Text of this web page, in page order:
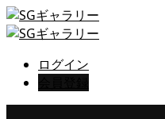
ログイン